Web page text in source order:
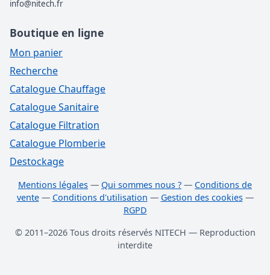
info@nitech.fr
Boutique en ligne
Mon panier
Recherche
Catalogue Chauffage
Catalogue Sanitaire
Catalogue Filtration
Catalogue Plomberie
Destockage
Mentions légales — Qui sommes nous ? — Conditions de
vente— Conditions d'utilisation — Gestion des cookies—
RGPD
© 2011–2026 Tous droits réservés NITECH — Reproduction
interdite